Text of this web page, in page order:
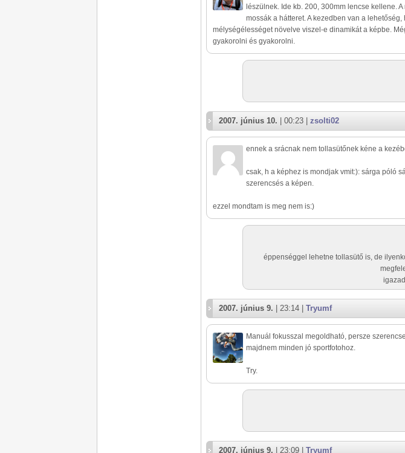
lészülnek. Ide kb. 200, 300mm lencse kellene.
mossák a hátteret. A kezedben van a lehetőség,
mélységélességet növelve viszel-e dinamikát a képbe.
gyakorolni és gyakorolni.
2007. június 10. | 00:23 | zsolti02
ennek a srácnak nem tollasütőnek kéne a
csak, h a képhez is mondjak vmit:): sárga póló
szerencsés a képen.
ezzel mondtam is meg nem is:)
éppenséggel lehetne tollasütő is, de
2007. június 9. | 23:14 | Tryumf
Manuál fokusszal megoldható, persze
majdnem minden jó sportfotohoz.
Try.
2007. június 9. | 23:09 | Tryumf